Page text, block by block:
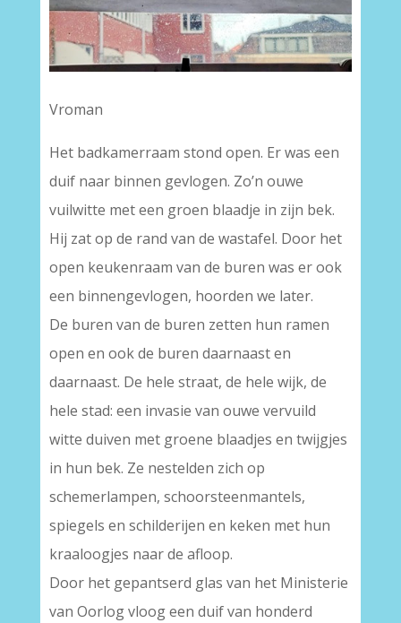
Vroman
Het badkamerraam stond open. Er was een
duif naar binnen gevlogen. Zo’n ouwe
vuilwitte met een groen blaadje in zijn bek.
Hij zat op de rand van de wastafel. Door het
open keukenraam van de buren was er ook
een binnengevlogen, hoorden we later.
De buren van de buren zetten hun ramen
open en ook de buren daarnaast en
daarnaast. De hele straat, de hele wijk, de
hele stad: een invasie van ouwe vervuild
witte duiven met groene blaadjes en twijgjes
in hun bek. Ze nestelden zich op
schemerlampen, schoorsteenmantels,
spiegels en schilderijen en keken met hun
kraaloogjes naar de afloop.
Door het gepantserd glas van het Ministerie
van Oorlog vloog een duif van honderd